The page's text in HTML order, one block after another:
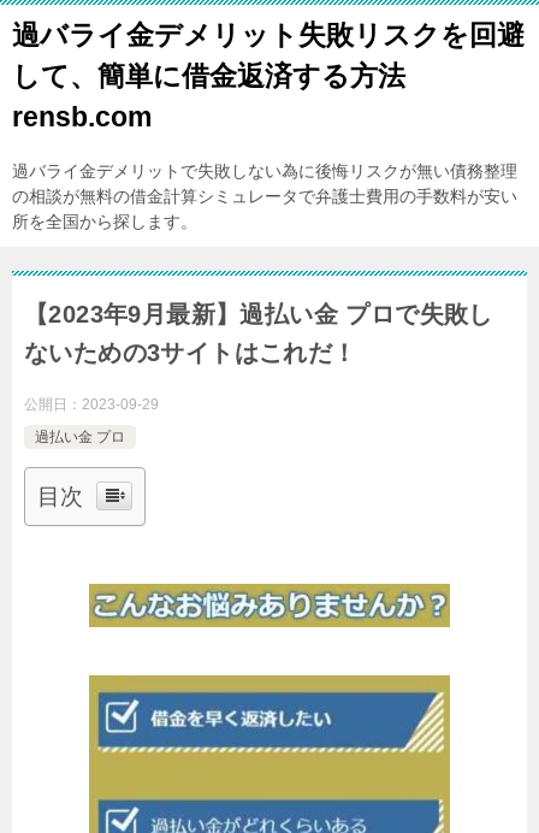
過バライ金デメリット失敗リスクを回避
して、簡単に借金返済する方法
rensb.com
過バライ金デメリットで失敗しない為に後悔リスクが無い債務整理
の相談が無料の借金計算シミュレータで弁護士費用の手数料が安い
所を全国から探します。
【2023年9月最新】過払い金 プロで失敗し
ないための3サイトはこれだ！
公開日： 2023-09-29
過払い金 プロ
目次